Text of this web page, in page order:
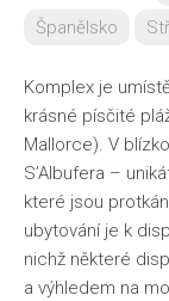
Španělsko
Komplex je
krásné písčité
Mallorce). V
S’Albufera –
které jsou
ubytování je k
nichž některé
a výhledem na